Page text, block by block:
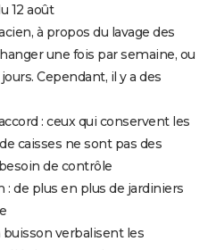
12 août
à propos du lavage des
une fois par semaine, ou
Cependant, il y a des
: ceux qui conservent les
caisses ne sont pas des
de contrôle
: de plus en plus de jardiniers
verbalisent les